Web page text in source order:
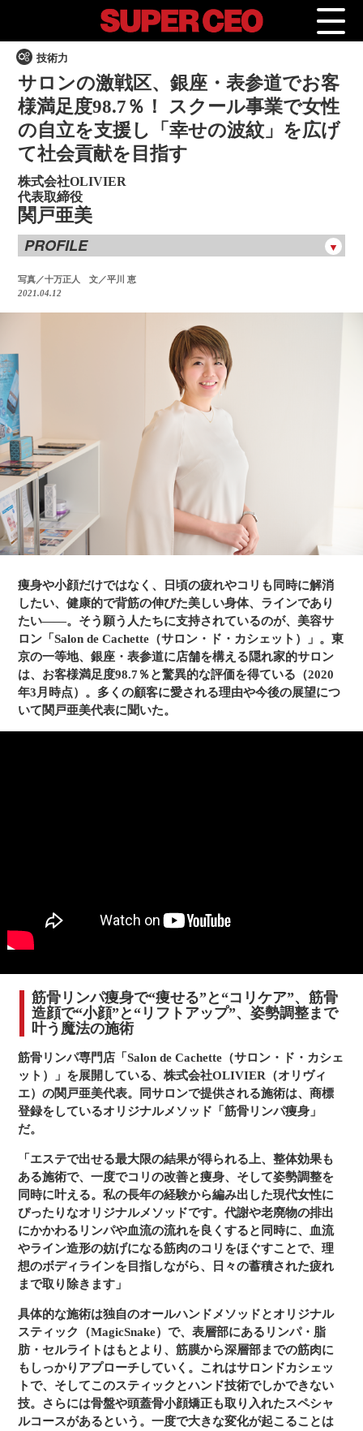
技術力
サロンの激戦区、銀座・表参道でお客
様満足度98.7％！ スクール事業で女性
の自立を支援し「幸せの波紋」を広げ
て社会貢献を目指す
株式会社OLIVIER
代表取締役
関戸亜美
PROFILE
関戸亜美 せきどあみ
神奈川県出身。20歳から美容業界へ入り、エステサロンや温
浴施設、ホテルスパ、エステ用マシン販売、エステティシャ
ン専門の派遣業などを経て独立。エステサロンのコンサルテ
ィングからはじめ、2014年11月に赤坂にSalon de Cachette1号
店を立ち上げた後、2015年4月に法人化。2015年6月Salon de
Cachette表参道店、2017年8月Salon de Cachette銀座店をオー
プン。現在は、スクール事業（ブランシエルセラピストスク
ール/筋骨メソッド独立コース）やサロンコンサルタント、痩
身クリームの企画販売、独立希望社員にはのれん分け、また
フランチャイズの展開もしている。
写真／十万正人 文／平川 恵
2021.04.12
痩身や小顔だけではなく、日頃の疲れやコリも同時に解消
したい、健康的で背筋の伸びた美しい身体、ラインであり
たい――。そう願う人たちに支持されているのが、美容サ
ロン「Salon de Cachette（サロン・ド・カシェット）」。東
京の一等地、銀座・表参道に店舗を構える隠れ家的サロン
は、お客様満足度98.7％と驚異的な評価を得ている（2020
年3月時点）。多くの顧客に愛される理由や今後の展望につ
いて関戸亜美代表に聞いた。
筋骨リンパ痩身で“痩せる”と“コリケア”、筋骨
造顔で“小顔”と“リフトアップ”、姿勢調整まで
叶う魔法の施術
筋骨リンパ専門店「Salon de Cachette（サロン・ド・カシェ
ット）」を展開している、株式会社OLIVIER（オリヴィ
エ）の関戸亜美代表。同サロンで提供される施術は、商標
登録をしているオリジナルメソッド「筋骨リンパ痩身」
だ。
「エステで出せる最大限の結果が得られる上、整体効果も
ある施術で、一度でコリの改善と痩身、そして姿勢調整を
同時に叶える。私の長年の経験から編み出した現代女性に
ぴったりなオリジナルメソッドです。代謝や老廃物の排出
にかかわるリンパや血流の流れを良くすると同時に、血流
やライン造形の妨げになる筋肉のコリをほぐすことで、理
想のボディラインを目指しながら、日々の蓄積された疲れ
まで取り除きます」
具体的な施術は独自のオールハンドメソッドとオリジナル
スティック（MagicSnake）で、表層部にあるリンパ・脂
肪・セルライトはもとより、筋膜から深層部までの筋肉に
もしっかりアプローチしていく。これはサロンドカシェッ
トで、そしてこのスティックとハンド技術でしかできない
技。さらには骨盤や頭蓋骨小顔矯正も取り入れたスペシャ
ルコースがあるという。一度で大きな変化が起こることは